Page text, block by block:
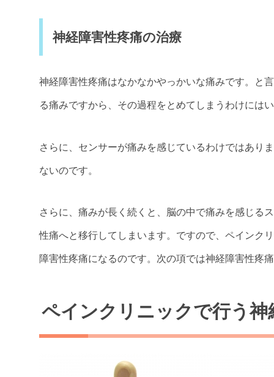
神経障害性疼痛の治療
神経障害性疼痛はなかなかやっかいな痛みです。と
る痛みですから、その過程をとめてしまうわけには
さらに、センサーが痛みを感じているわけではあり
ないのです。
さらに、痛みが長く続くと、脳の中で痛みを感じる
性痛へと移行してしまいます。ですので、ペインク
障害性疼痛になるのです。次の項では神経障害性疼
ペインクリニックで行う